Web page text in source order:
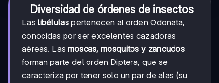
Diversidad de órdenes de insectos
Laslibélulaspertenecen al orden Odonata,
conocidas por ser excelentes cazadoras
aéreas. Las moscas, mosquitos y zancudos
forman parte del orden Diptera, que se
caracteriza por tener solo un par de alas (su